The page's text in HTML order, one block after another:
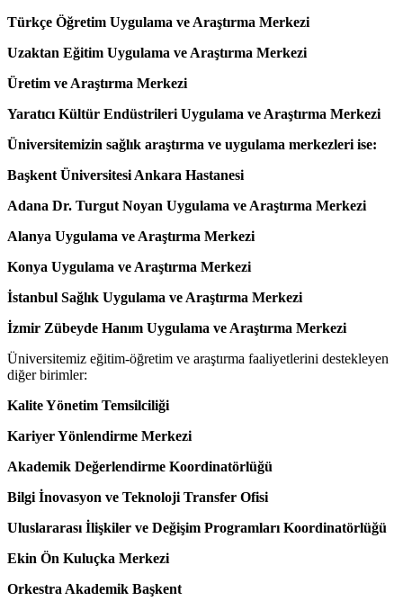
Türkçe Öğretim Uygulama ve Araştırma Merkezi
Uzaktan Eğitim Uygulama ve Araştırma Merkezi
Üretim ve Araştırma Merkezi
Yaratıcı Kültür Endüstrileri Uygulama ve Araştırma Merkezi
Üniversitemizin sağlık araştırma ve uygulama merkezleri ise:
Başkent Üniversitesi Ankara Hastanesi
Adana Dr. Turgut Noyan Uygulama ve Araştırma Merkezi
Alanya Uygulama ve Araştırma Merkezi
Konya Uygulama ve Araştırma Merkezi
İstanbul Sağlık Uygulama ve Araştırma Merkezi
İzmir Zübeyde Hanım Uygulama ve Araştırma Merkezi
Üniversitemiz eğitim-öğretim ve araştırma faaliyetlerini destekleyen
diğer birimler:
Kalite Yönetim Temsilciliği
Kariyer Yönlendirme Merkezi
Akademik Değerlendirme Koordinatörlüğü
Bilgi İnovasyon ve Teknoloji Transfer Ofisi
Uluslararası İlişkiler ve Değişim Programları Koordinatörlüğü
Ekin Ön Kuluçka Merkezi
Orkestra Akademik Başkent